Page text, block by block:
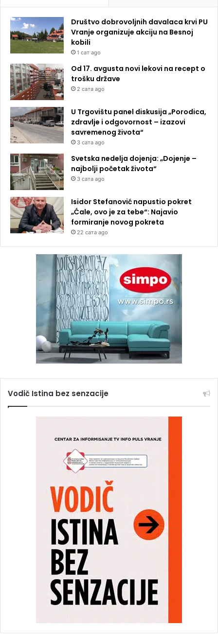
Društvo dobrovoljnih davalaca krvi PU
Vranje organizuje akciju na Besnoj
kobili
1 сат ago
Od 17. avgusta novi lekovi na recept o
trošku države
2 сата ago
U Trgovištu panel diskusija „Porodica,
zdravlje i odgovornost – izazovi
savremenog života“
3 сата ago
Svetska nedelja dojenja: „Dojenje –
najbolji početak života“
3 сата ago
Isidor Stefanović napustio pokret
„Ćale, ovo je za tebe“: Najavio
formiranje novog pokreta
22 сата ago
Vodič Istina bez senzacije